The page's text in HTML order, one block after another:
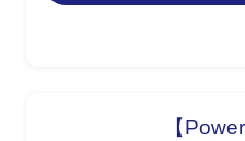
サービス
・ネット
・複数チ
【